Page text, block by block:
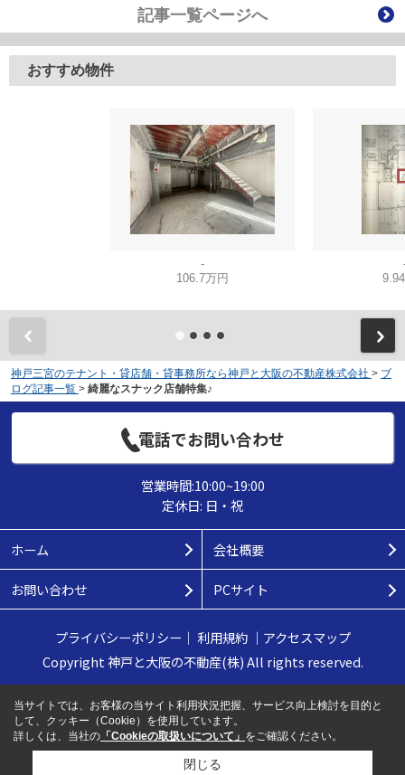
記事一覧ページへ
おすすめ物件
-
106.7万円
神戸三宮のテナント・貸店舗・貸事務所なら神戸と大阪の不動産株式会社 > ブ
ログ記事一覧 > 綺麗なスナック店舗特集♪
電話でお問い合わせ
営業時間:10:00~19:00
定休日: 日・祝
ホーム 会社概要
お問い合わせ PCサイト
プライバシーポリシー ｜ 利用規約｜ アクセスマップ
Copyright 神戸と大阪の不動産(株) All rights reserved.
当サイトでは、お客様の当サイト利用状況把握、サービス向上検討を目的と
して、クッキー（Cookie）を使用しています。
詳しくは、当社の 「Cookieの取扱いについて」 をご確認ください。
閉じる